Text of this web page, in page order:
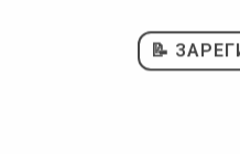
📝